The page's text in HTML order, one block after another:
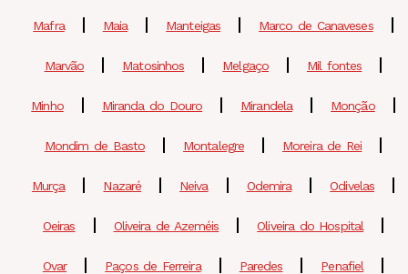
Mafra Maia Manteigas Marco de Canaveses
Marvão Matosinhos Melgaço Mil fontes
Minho Miranda do Douro Mirandela Monção
Mondim de Basto Montalegre Moreira de Rei
Murça Nazaré Neiva Odemira Odivelas
Oeiras Oliveira de Azeméis Oliveira do Hospital
Ovar Paços de Ferreira Paredes Penafiel